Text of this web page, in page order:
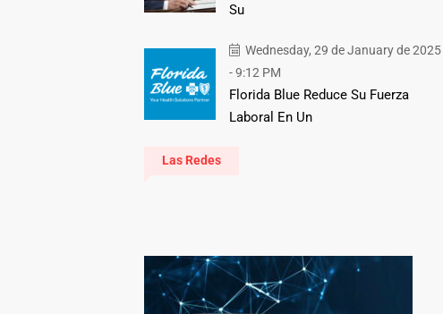
Su
Wednesday, 29 de January de 2025
- 9:12 PM
Florida Blue Reduce Su Fuerza
Laboral En Un
Las Redes